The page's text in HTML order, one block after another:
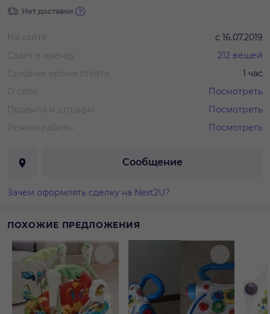
Нет доставки
На сайте с 16.07.2019
Сдает в аренду
212 вещей
Среднее время ответа
1 час
О себе
Посмотреть
Правила и штрафы
Посмотреть
Режим работы
Посмотреть
Сообщение
Зачем оформлять сделку на Next2U?
ПОХОЖИЕ ПРЕДЛОЖЕНИЯ